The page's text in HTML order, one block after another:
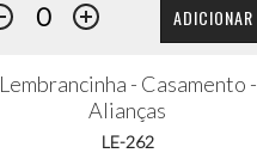
ADICIONAR
Lembrancinha - Casamento -
Alianças
LE-262